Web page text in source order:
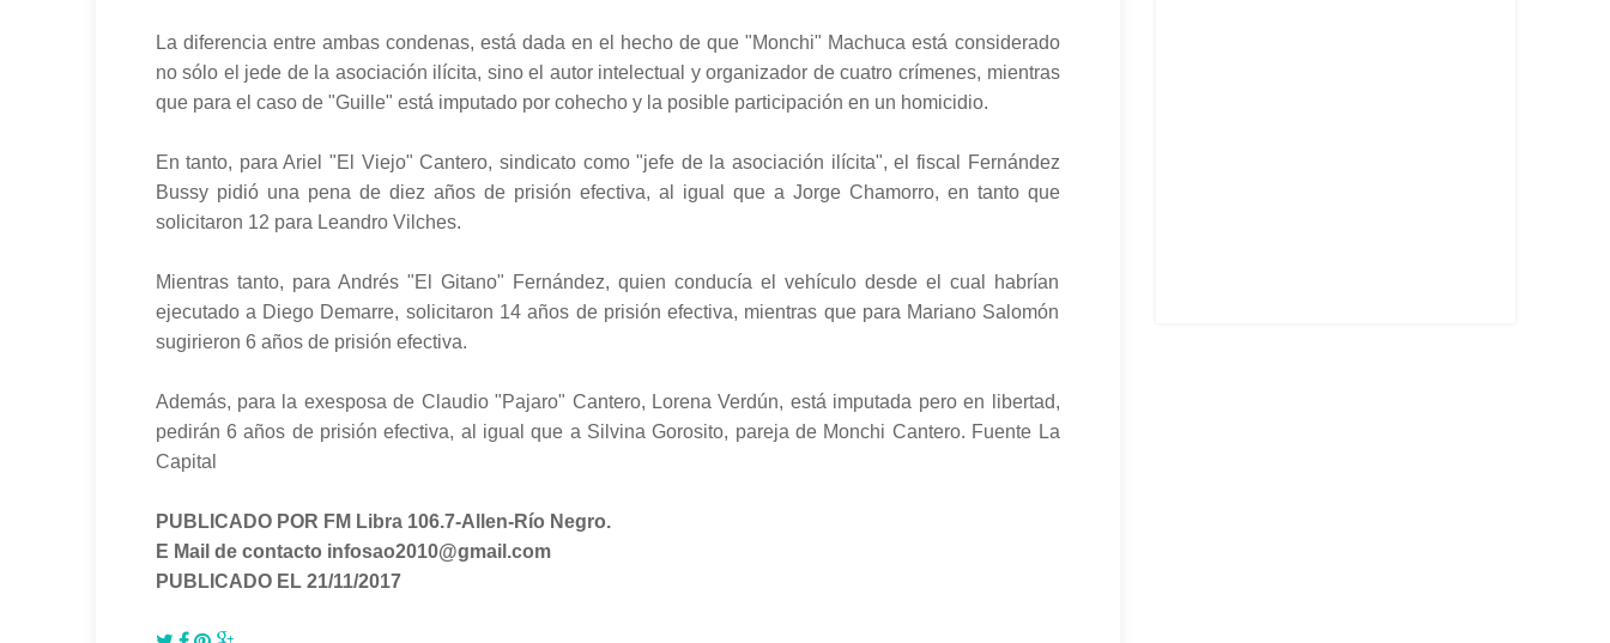
La diferencia entre ambas condenas, está dada en el hecho de que "Monchi" Machuca está considerado
no sólo el jede de la asociación ilícita, sino el autor intelectual y organizador de cuatro crímenes, mientras
que para el caso de "Guille" está imputado por cohecho y la posible participación en un homicidio.
En tanto, para Ariel "El Viejo" Cantero, sindicato como "jefe de la asociación ilícita", el fiscal Fernández
Bussy pidió una pena de diez años de prisión efectiva, al igual que a Jorge Chamorro, en tanto que
solicitaron 12 para Leandro Vilches.
Mientras tanto, para Andrés "El Gitano" Fernández, quien conducía el vehículo desde el cual habrían
ejecutado a Diego Demarre, solicitaron 14 años de prisión efectiva, mientras que para Mariano Salomón
sugirieron 6 años de prisión efectiva.
Además, para la exesposa de Claudio "Pajaro" Cantero, Lorena Verdún, está imputada pero en libertad,
pedirán 6 años de prisión efectiva, al igual que a Silvina Gorosito, pareja de Monchi Cantero. Fuente La
Capital
PUBLICADO POR FM Libra 106.7-Allen-Río Negro.
E Mail de contacto infosao2010@gmail.com
PUBLICADO EL 21/11/2017